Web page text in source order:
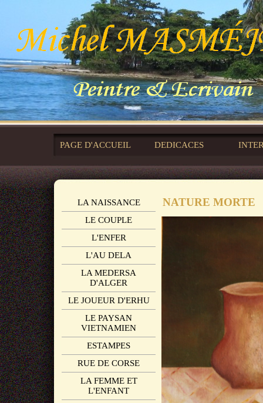
PAGE D'ACCUEIL DEDICACES
LA NAISSANCE
LE COUPLE
L'ENFER
L'AU DELA
LA MEDERSA
D'ALGER
LE JOUEUR D'ERHU
LE PAYSAN
VIETNAMIEN
ESTAMPES
RUE DE CORSE
LA FEMME ET
L'ENFANT
NATURE MORTE